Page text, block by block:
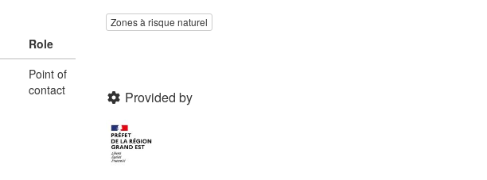
Role
Point of
contact
Zones à risque naturel
Provided by